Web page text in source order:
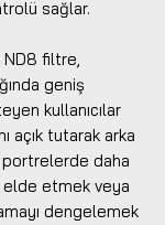
sağlar.
filtre,
geniş
kullanıcılar
açık tutarak arka
portrelerde daha
elde etmek veya
dengelemek